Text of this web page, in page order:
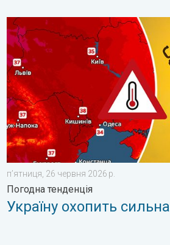
Україну охопить сильна спека.
пʼятниця, 26 червня 2026 р.
Погодна тенденція
Україну охопить